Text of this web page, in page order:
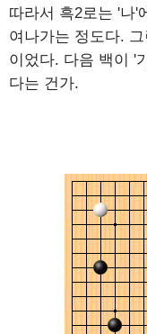
따라서 흑2로는 '나'
여나가는 정도다.
이었다. 다음 백이 '
다는 건가.